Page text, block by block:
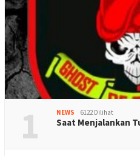
1 NEWS 6122 Dilihat
Saat Menjalankan